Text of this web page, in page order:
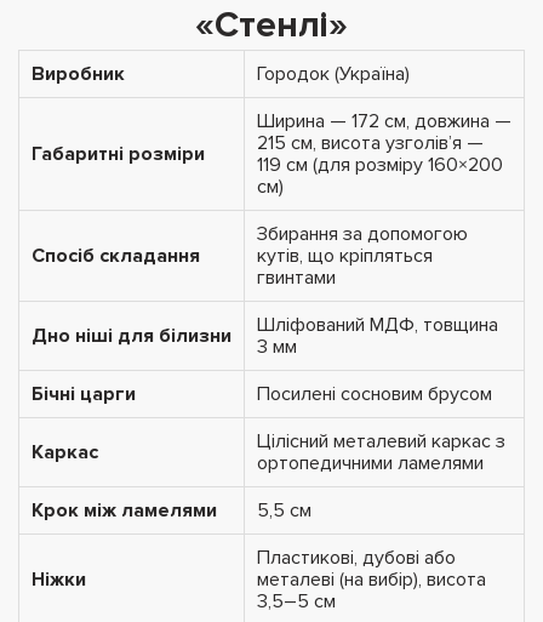
«Стенлі»
Виробник Городок (Україна)
Габаритні розміри
Ширина — 172 см, довжина —
215 см, висота узголів’я —
119 см (для розміру 160×200
см)
Спосіб складання
Збирання за допомогою
кутів, що кріпляться
гвинтами
Дно ніші для білизни
Шліфований МДФ, товщина
3 мм
Бічні царги
Посилені сосновим брусом
Каркас
Цілісний металевий каркас з
ортопедичними ламелями
Крок між ламелями
5,5 см
Ніжки
Пластикові, дубові або
металеві (на вибір), висота
3,5–5 см